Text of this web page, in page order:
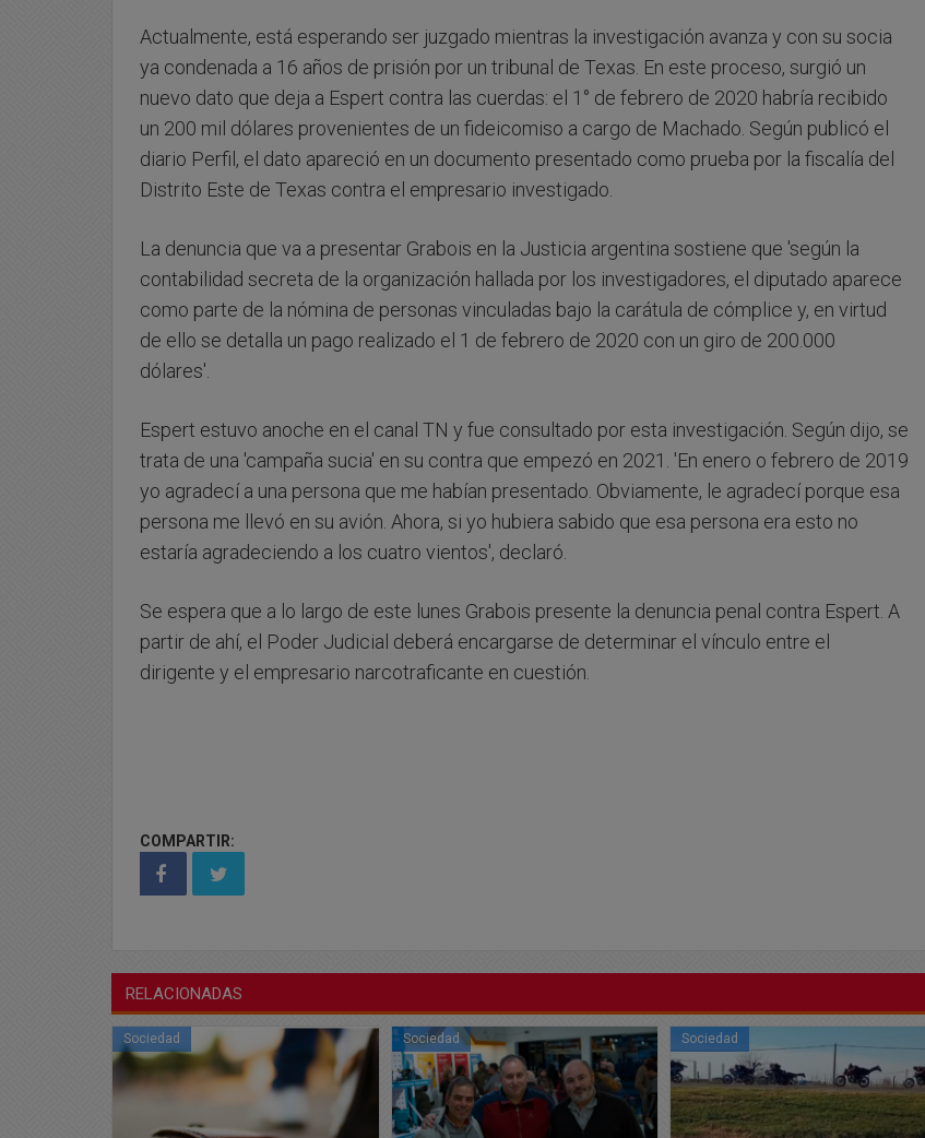
Actualmente, está esperando ser juzgado mientras la investigación avanza y con su socia
ya condenada a 16 años de prisión por un tribunal de Texas. En este proceso, surgió un
nuevo dato que deja a Espert contra las cuerdas: el 1° de febrero de 2020 habría recibido
un 200 mil dólares provenientes de un fideicomiso a cargo de Machado. Según publicó el
diario Perfil, el dato apareció en un documento presentado como prueba por la fiscalía del
Distrito Este de Texas contra el empresario investigado.
La denuncia que va a presentar Grabois en la Justicia argentina sostiene que 'según la
contabilidad secreta de la organización hallada por los investigadores, el diputado aparece
como parte de la nómina de personas vinculadas bajo la carátula de cómplice y, en virtud
de ello se detalla un pago realizado el 1 de febrero de 2020 con un giro de 200.000
dólares'.
Espert estuvo anoche en el canal TN y fue consultado por esta investigación. Según dijo, se
trata de una 'campaña sucia' en su contra que empezó en 2021. 'En enero o febrero de 2019
yo agradecí a una persona que me habían presentado. Obviamente, le agradecí porque esa
persona me llevó en su avión. Ahora, si yo hubiera sabido que esa persona era esto no
estaría agradeciendo a los cuatro vientos', declaró.
Se espera que a lo largo de este lunes Grabois presente la denuncia penal contra Espert. A
partir de ahí, el Poder Judicial deberá encargarse de determinar el vínculo entre el
dirigente y el empresario narcotraficante en cuestión.
COMPARTIR:
RELACIONADAS
Sociedad Sociedad Sociedad